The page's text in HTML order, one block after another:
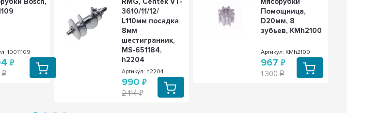
10011109
3610/11/12/
L110мм посадка
8мм
шестигранник,
MS-651184,
h2204
Артикул: h2204
990
2 114
Помощница,
D20мм, 8
зубьев, KMh2100
Артикул: KMh2100
967
1 300